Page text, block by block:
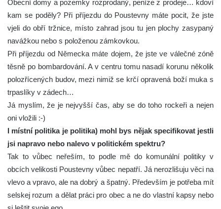
Obecní domy a pozemky rozprodaný, peníze z prodeje… kdoví
kam se poděly? Při příjezdu do Poustevny máte pocit, že jste
vjeli do obří tržnice, místo zahrad jsou tu jen plochy zasypaný
navážkou nebo s položenou zámkovkou.
Při příjezdu od Německa máte dojem, že jste ve válečné zóně
těsně po bombardování. A v centru tomu nasadí korunu několik
polozřícených budov, mezi nimiž se krčí opravená boží muka s
trpaslíky v zádech…
Já myslím, že je nejvyšší čas, aby se do toho rockeři a nejen
oni vložili :-)
I místní politika je politika) mohl bys nějak specifikovat jestli
jsi napravo nebo nalevo v politickém spektru?
Tak to vůbec neřeším, to podle mě do komunální politiky v
obcích velikosti Poustevny vůbec nepatří. Já nerozlišuju věci na
vlevo a vpravo, ale na dobrý a špatný. Především je potřeba mít
selskej rozum a dělat práci pro obec a ne do vlastní kapsy nebo